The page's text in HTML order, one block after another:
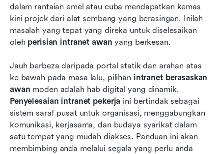
dalam rantaian emel atau cuba mendapatkan kemas
kini projek dari alat sembang yang berasingan. Inilah
masalah yang tepat yang direka untuk diselesaikan
oleh perisian intranet awan yang berkesan.
Jauh berbeza daripada portal statik dan arahan atas
ke bawah pada masa lalu, pilihan intranet berasaskan
awan
Penyelesaian intranet pekerja ini bertindak sebagai
sistem saraf pusat untuk organisasi, menggabungkan
komunikasi, kerjasama, dan budaya syarikat dalam
satu tempat yang mudah diakses. Panduan ini akan
membimbing anda melalui segala yang perlu anda
Trend masa depan perisian intranet awan
Kesimpulan
Soalan Lazim
Bacaan berkaitan